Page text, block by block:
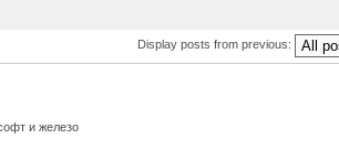
Display posts from previous:
и железо